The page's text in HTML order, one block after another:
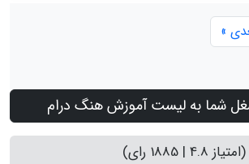
»
شما به لیست آموزش هنگ درام
(امتیاز 4.8 | 1885 رای)